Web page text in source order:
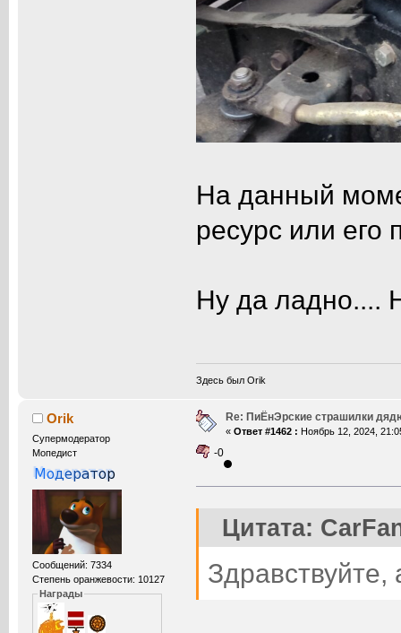
На данный
ресурс или его
Ну да ладно....
Здесь был Orik
Orik
Супермодератор
Мопедист
Сообщений: 7334
Степень оранжевости: 10127
Награды
Re: ПиЁнЭрские страшилки
« Ответ #1462 : Ноябрь 12, 2024,
-0
Цитата: